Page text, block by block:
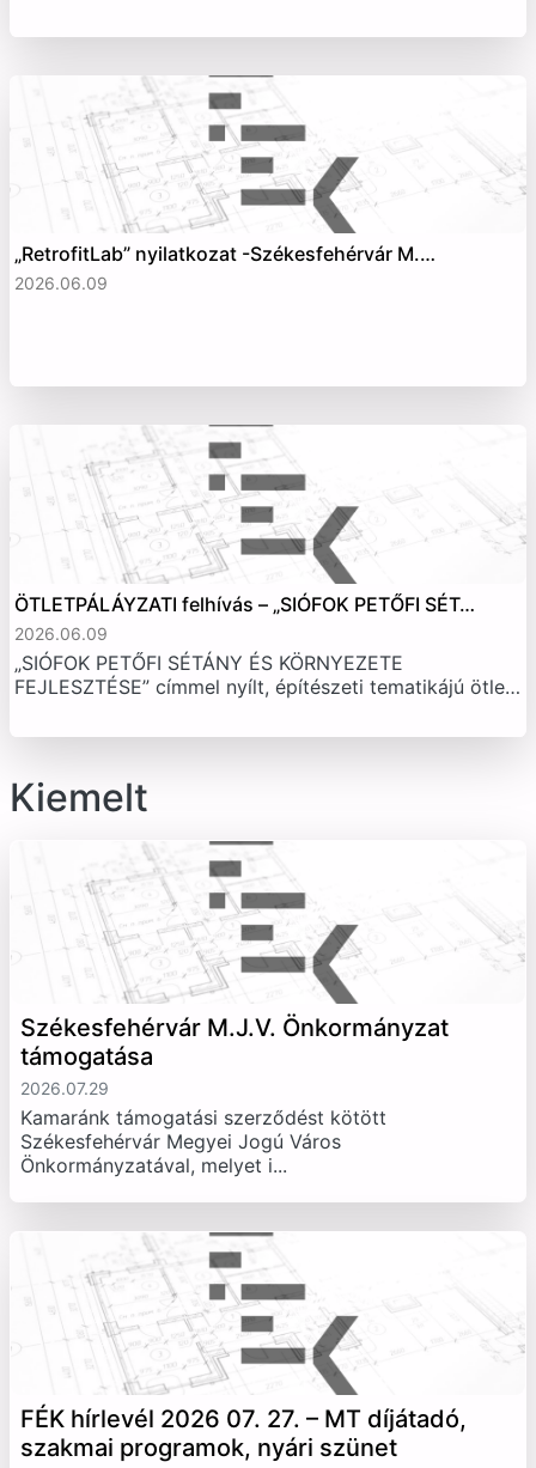
„RetrofitLab” nyilatkozat -Székesfehérvár M.…
2026.06.09
ÖTLETPÁLÁYZATI felhívás – „SIÓFOK PETŐFI SÉT…
2026.06.09
„SIÓFOK PETŐFI SÉTÁNY ÉS KÖRNYEZETE
FEJLESZTÉSE” címmel nyílt, építészeti tematikájú ötle…
Kiemelt
Székesfehérvár M.J.V. Önkormányzat
támogatása
2026.07.29
Kamaránk támogatási szerződést kötött
Székesfehérvár Megyei Jogú Város
Önkormányzatával, melyet i...
FÉK hírlevél 2026 07. 27. – MT díjátadó,
szakmai programok, nyári szünet